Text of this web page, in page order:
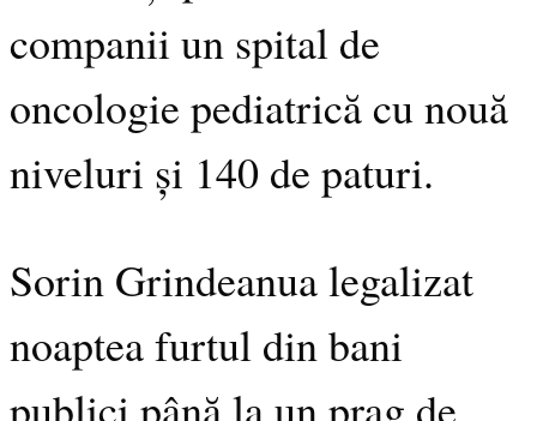
companii un spital de
oncologie pediatrică cu nouă
niveluri și 140 de paturi.
Sorin Grindeanua legalizat
noaptea furtul din bani
publici până la un prag de